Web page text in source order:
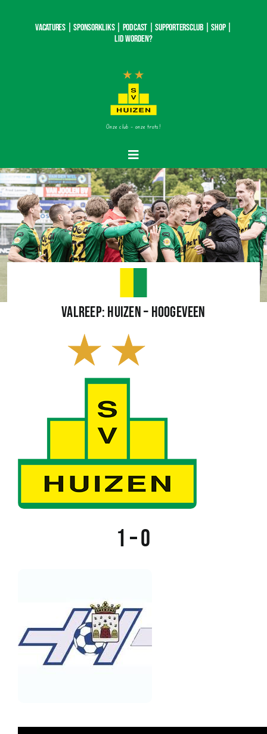
Vacatures | SponsorKliks | Podcast |Supportersclub|Shop|
Lid worden?
Onze club – onze trots!
Toggle
Navigatie
Home
Nieuws
Teams
Wedstrijden
Trainingsschema
Clubinformatie
Het eerste
Organisatie
Club van 100
Valreep: Huizen – Hoogeveen
1 – 0